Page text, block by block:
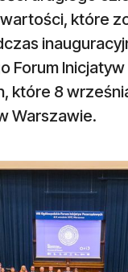
które
Forum Inicjatyw
które 8
Warszawie.